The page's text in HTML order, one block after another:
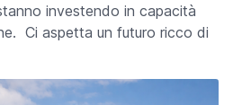
investendo in capacità
Ci aspetta un futuro ricco di